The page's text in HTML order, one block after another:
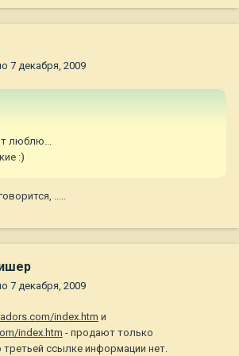
7 декабря, 2009
люблю...
:)
.....
7 декабря, 2009
index.htm и
index.htm - продают только
ссылке информации нет.